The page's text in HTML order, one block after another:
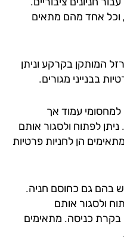
אחד מהם מתאים
בקרקע וניתן
מגורים.
עמוד אך
ולסגור אותם
הן לחניות פרטיות
גם כחוסם חניה.
אותם
כניסה. מתאימים